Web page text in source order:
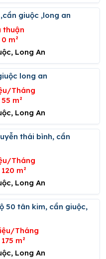
giuộc ,long an
thuận
0 m²
Long An
long an
Tháng
55 m²
Long An
Tháng
120 m²
Long An
Tháng
175 m²
Long An